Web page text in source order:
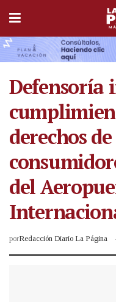
Defensoría
derechos
del
porRedacción Diario La Página